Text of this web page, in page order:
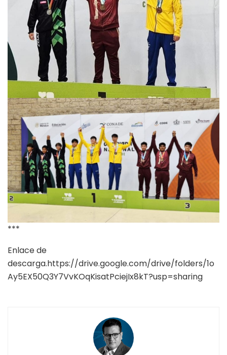
***
Enlace de
descarga.https://drive.google.com/drive/folders/1o
Ay5EX50Q3Y7VvKOqKisatPciejIx8kT?usp=sharing